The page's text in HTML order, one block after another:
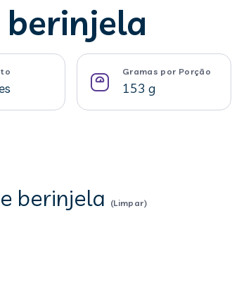
Gramas por Porção
153 g
berinjela (Limpar)